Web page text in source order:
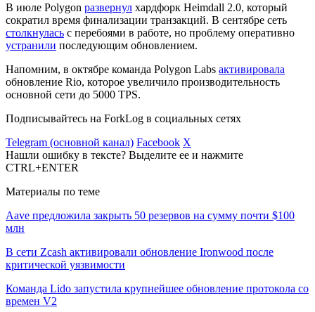
В июле Polygon развернул хардфорк Heimdall 2.0, который
сократил время финализации транзакций. В сентябре сеть
столкнулась c перебоями в работе, но проблему оперативно
устранили последующим обновлением.
Напомним, в октябре команда Polygon Labs активировала
обновление Rio, которое увеличило производительность
основной сети до 5000 TPS.
Подписывайтесь на ForkLog в социальных сетях
Telegram (основной канал) Facebook X
Нашли ошибку в тексте? Выделите ее и нажмите
CTRL+ENTER
Материалы по теме
Aave предложила закрыть 50 резервов на сумму почти $100
млн
В сети Zcash активировали обновление Ironwood после
критической уязвимости
Команда Lido запустила крупнейшее обновление протокола со
времен V2